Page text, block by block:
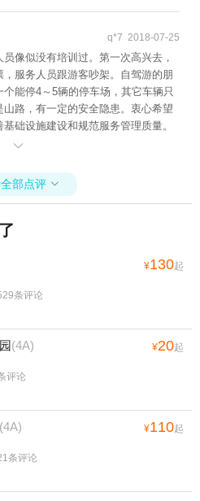
q*7 2018-07-25
像似没有培训过。第一次高兴去，
服务人员跟游客吵架。自驾游的朋
能停4～5辆的停车场，其它车辆只
路，有一定的安全隐患。衷心希望
础设施建设和规范服务管理质量。

部点评 
¥130起
条评论
(4A) ¥20起
评论
(4A) ¥110起
条评论